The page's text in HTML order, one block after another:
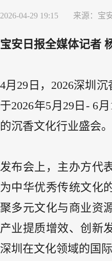
2026-04-29 19:15 来源： 宝
宝安日报全媒体记者
4月29日，2026深圳
于2026年5月29日- 6
的沉香文化行业盛会。
发布会上，主办方代
为中华优秀传统文化
聚多元文化与商业资
产业提质增效、创新
深圳在文化领域的国